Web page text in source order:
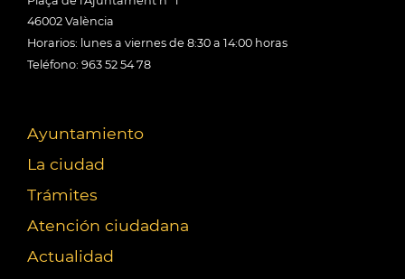
46002 València
Horarios: lunes a viernes de 8:30 a 14:00 horas
Teléfono: 963 52 54 78
Ayuntamiento
La ciudad
Trámites
Atención ciudadana
Actualidad